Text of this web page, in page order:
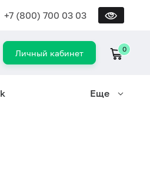
+7 (800) 700 03 03
Личный кабинет 0
Еще